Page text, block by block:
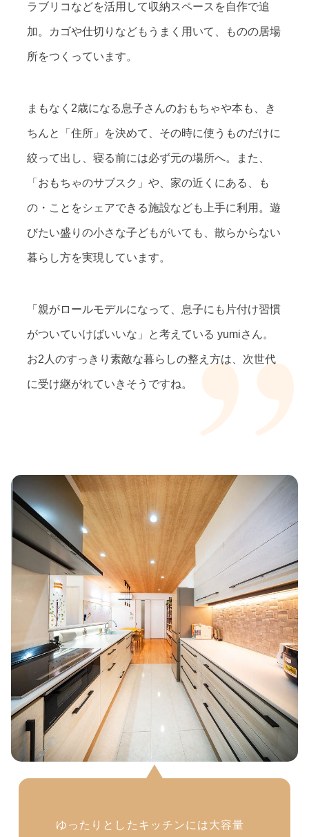
ラブリコなどを活用して収納スペースを自作で追
加。カゴや仕切りなどもうまく用いて、ものの居場
所をつくっています。
まもなく2歳になる息子さんのおもちゃや本も、き
ちんと「住所」を決めて、その時に使うものだけに
絞って出し、寝る前には必ず元の場所へ。また、
「おもちゃのサブスク」や、家の近くにある、も
の・ことをシェアできる施設なども上手に利用。遊
びたい盛りの小さな子どもがいても、散らからない
暮らし方を実現しています。
「親がロールモデルになって、息子にも片付け習慣
がついていけばいいな」と考えている yumiさん。
お2人のすっきり素敵な暮らしの整え方は、次世代
に受け継がれていきそうですね。
ゆったりとしたキッチンには大容量